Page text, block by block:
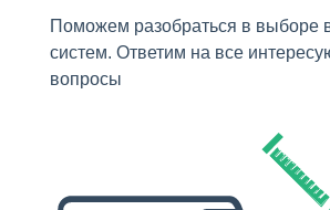
Поможем разобраться в выборе
систем. Ответим на все
вопросы